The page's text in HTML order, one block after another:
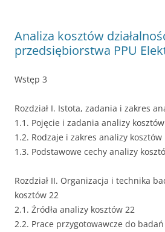
Analiza kosztów
przedsiębiorstwa PPU
Wstęp 3
Rozdział I. Istota, zadania i zakres
1.1. Pojęcie i zadania analizy
1.2. Rodzaje i zakres analizy kosztów
1.3. Podstawowe cechy analizy
Rozdział II. Organizacja i technika
kosztów 22
2.1. Źródła analizy kosztów 22
2.2. Prace przygotowawcze do